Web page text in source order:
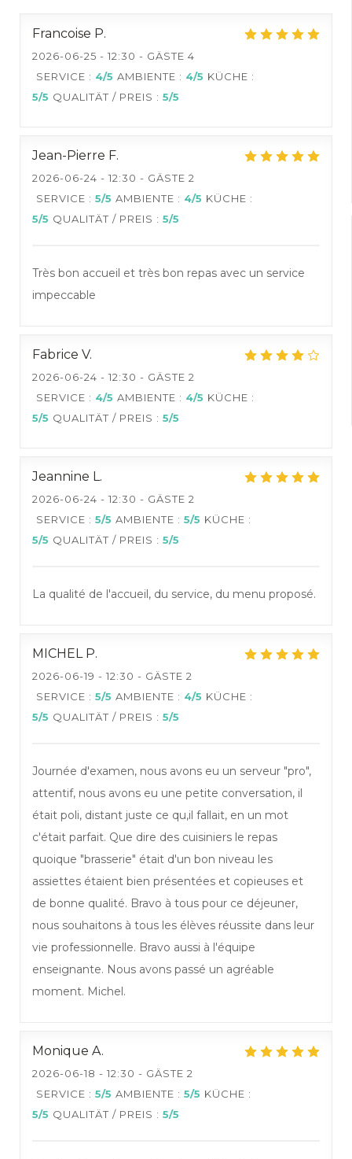
Francoise P
2026-06-25 - 12:30 - GÄSTE 4
SERVICE : 4/5 AMBIENTE : 4/5 KÜCHE :
5/5 QUALITÄT / PREIS : 5/5
Jean-Pierre F
2026-06-24 - 12:30 - GÄSTE 2
SERVICE : 5/5 AMBIENTE : 4/5 KÜCHE :
5/5 QUALITÄT / PREIS : 5/5
Très bon accueil et très bon repas avec un service
impeccable
Fabrice V
2026-06-24 - 12:30 - GÄSTE 2
SERVICE : 4/5 AMBIENTE : 4/5 KÜCHE :
5/5 QUALITÄT / PREIS : 5/5
Jeannine L
2026-06-24 - 12:30 - GÄSTE 2
SERVICE : 5/5 AMBIENTE : 5/5 KÜCHE :
5/5 QUALITÄT / PREIS : 5/5
La qualité de l'accueil, du service, du menu proposé.
MICHEL P
2026-06-19 - 12:30 - GÄSTE 2
SERVICE : 5/5 AMBIENTE : 4/5 KÜCHE :
5/5 QUALITÄT / PREIS : 5/5
Journée d'examen, nous avons eu un serveur "pro",
attentif, nous avons eu une petite conversation, il
était poli, distant juste ce qu,il fallait, en un mot
c'était parfait. Que dire des cuisiniers le repas
quoique "brasserie" était d'un bon niveau les
assiettes étaient bien présentées et copieuses et
de bonne qualité. Bravo à tous pour ce déjeuner,
nous souhaitons à tous les élèves réussite dans leur
vie professionnelle. Bravo aussi à l'équipe
enseignante. Nous avons passé un agréable
moment. Michel.
Monique A
2026-06-18 - 12:30 - GÄSTE 2
SERVICE : 5/5 AMBIENTE : 5/5 KÜCHE :
5/5 QUALITÄT / PREIS : 5/5